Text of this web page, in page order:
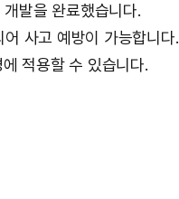
발을 완료했습니다.
사고 예방이 가능합니다.
적용할 수 있습니다.